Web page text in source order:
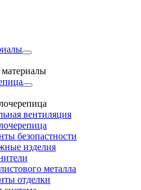
вентиляция
безопастности
изделия
металла
отделки